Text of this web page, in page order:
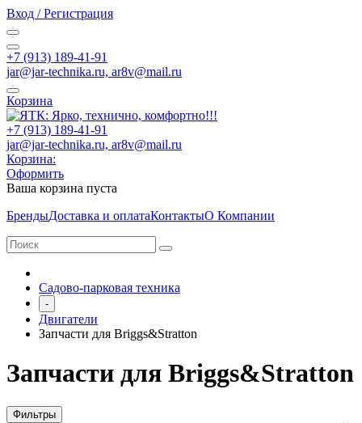
Вход / Регистрация
+7 (913) 189-41-91
jar@jar-technika.ru, ar8v@mail.ru
Корзина
+7 (913) 189-41-91
jar@jar-technika.ru, ar8v@mail.ru
Корзина:
Оформить
Ваша корзина пуста
БрендыДоставка и оплатаКонтактыО Компании
Садово-парковая техника
-
Двигатели
Запчасти для Briggs&Stratton
Запчасти для Briggs&Stratton
Фильтры